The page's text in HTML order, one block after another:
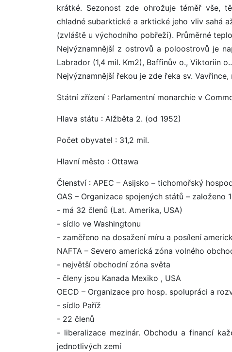
krátké. Sezonost zde ohrožuje téměř vše,
chladné subarktické a arktické jeho vliv sahá
(zvláště u východního pobřeží). Průměrné
Nejvýznamnější z ostrovů a poloostrovů je
Labrador (1,4 mil. Km2), Baffinův o., Viktoriin o..
Nejvýznamnější řekou je zde řeka sv.
Státní zřízení : Parlamentní monarchie v
Hlava státu : Alžběta 2. (od 1952)
Počet obyvatel : 31,2 mil.
Hlavní město : Ottawa
Členství : APEC – Asijsko – tichomořský
OAS – Organizace spojených států – založeno
- má 32 členů (Lat. Amerika, USA)
- sídlo ve Washingtonu
- zaměřeno na dosažení míru a posílení
NAFTA – Severo americká zóna volného
- největší obchodní zóna světa
- členy jsou Kanada Mexiko , USA
OECD – Organizace pro hosp. spolupráci a
- sídlo Paříž
- 22 členů
- liberalizace mezinár. Obchodu a financí
jednotlivých zemí